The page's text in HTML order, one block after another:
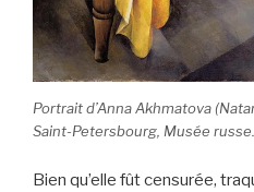
Portrait d’Anna Akhmatova
Saint-Petersbourg, Musée russe.
Bien qu’elle fût censurée,